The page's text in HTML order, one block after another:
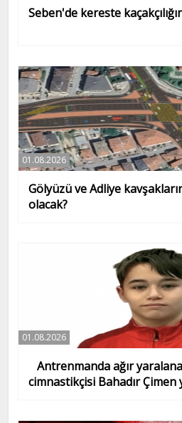
Seben'de kereste
01.08.2026
Gölyüzü ve Adliye
olacak?
01.08.2026
Antrenmanda ağır
cimnastikçisi Bahadır Çimen